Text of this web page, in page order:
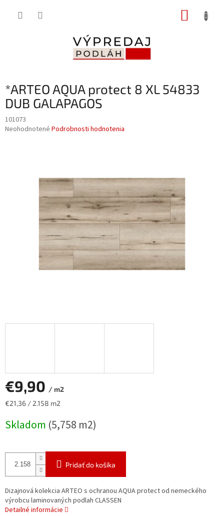
*ARTEO AQUA protect 8 XL 54833
DUB GALAPAGOS
101073
Priemerné
hviezdičiek.
Neohodnotené Podrobnosti hodnotenia
€9,90 / m2
Jednotková
€21,36 / 2.158 m2
Skladom (5,758 m2)
Pridať do košíka
Dizajnová kolekcia ARTEO s ochranou AQUA protect od nemeckého
výrobcu laminovaných podlah CLASSEN
Detailné informácie